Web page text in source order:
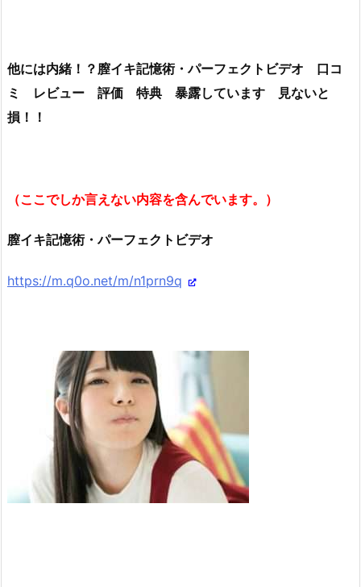
他には内緒！？膣イキ記憶術・パーフェクトビデオ 口コ
ミ レビュー 評価 特典 暴露しています 見ないと
損！！
（ここでしか言えない内容を含んでいます。）
膣イキ記憶術・パーフェクトビデオ
https://m.q0o.net/m/n1prn9q